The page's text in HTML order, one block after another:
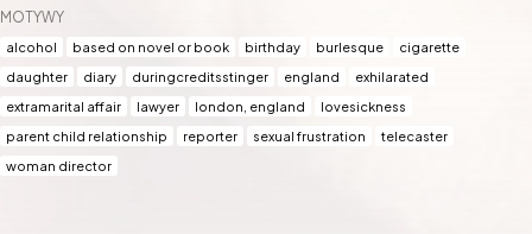
MOTYWY
alcohol based on novel or book birthday burlesque
cigarette
daughter
diary duringcreditsstinger england
exhilarated
extramarital affair
lawyer london, england
lovesickness
parent child relationship
reporter sexual frustration
telecaster
woman director